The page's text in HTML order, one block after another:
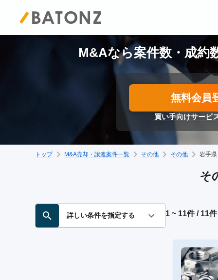
M&Aなら案件数・成約
無料会員
買い手向けサービ
トップ M&A売却・譲渡案件一覧 その他 その他 岩手県
そ
詳しい条件を指定する 1 ~ 11件 / 11件